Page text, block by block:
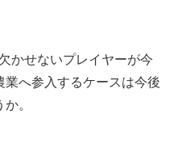
かせないプレイヤーが今
へ参入するケースは今後
。